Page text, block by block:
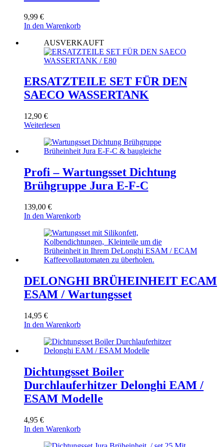
9,99 €
In den Warenkorb
AUSVERKAUFT
ERSATZTEILE SET FÜR DEN
SAECO WASSERTANK
12,90 €
Weiterlesen
Profi – Wartungsset Dichtung
Brühgruppe Jura E-F-C
139,00 €
In den Warenkorb
DELONGHI BRÜHEINHEIT ECAM
ESAM / Wartungsset
14,95 €
In den Warenkorb
Dichtungsset Boiler
Durchlauferhitzer Delonghi EAM /
ESAM Modelle
4,95 €
In den Warenkorb